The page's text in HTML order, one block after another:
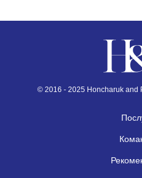
© 2016 - 2025 Honcharuk and